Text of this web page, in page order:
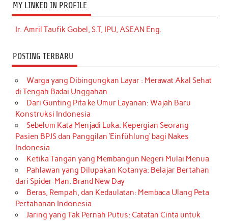
MY LINKED IN PROFILE
Ir. Amril Taufik Gobel, S.T, IPU, ASEAN Eng.
POSTING TERBARU
Warga yang Dibingungkan Layar : Merawat Akal Sehat
di Tengah Badai Unggahan
Dari Gunting Pita ke Umur Layanan: Wajah Baru
Konstruksi Indonesia
Sebelum Kata Menjadi Luka: Kepergian Seorang
Pasien BPJS dan Panggilan ‘Einfühlung’ bagi Nakes
Indonesia
Ketika Tangan yang Membangun Negeri Mulai Menua
Pahlawan yang Dilupakan Kotanya: Belajar Bertahan
dari Spider-Man: Brand New Day
Beras, Rempah, dan Kedaulatan: Membaca Ulang Peta
Pertahanan Indonesia
Jaring yang Tak Pernah Putus: Catatan Cinta untuk